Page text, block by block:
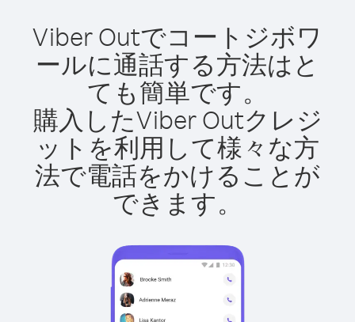
Viber Outでコートジボワ
ールに通話する方法はと
ても簡単です。
購入したViber Outクレジ
ットを利用して様々な方
法で電話をかけることが
できます。